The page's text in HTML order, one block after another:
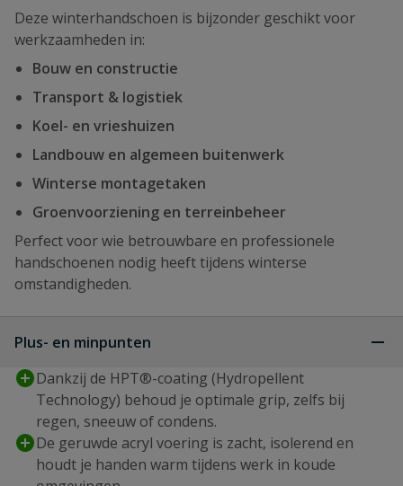
Deze winterhandschoen is bijzonder geschikt voor
werkzaamheden in:
Bouw en constructie
Transport & logistiek
Koel- en vrieshuizen
Landbouw en algemeen buitenwerk
Winterse montagetaken
Groenvoorziening en terreinbeheer
Perfect voor wie betrouwbare en professionele
handschoenen nodig heeft tijdens winterse
omstandigheden.
Plus- en minpunten
Dankzij de HPT®-coating (Hydropellent
Technology) behoud je optimale grip, zelfs bij
regen, sneeuw of condens.
De geruwde acryl voering is zacht, isolerend en
houdt je handen warm tijdens werk in koude